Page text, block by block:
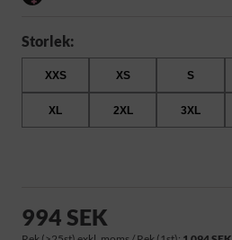
Storlek:
XXS XS S
XL 2XL 3XL
994 SEK